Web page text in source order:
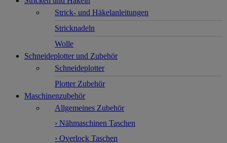
Strick- und Häkelanleitungen
Stricknadeln
Wolle
Schneideplotter und Zubehör
Schneideplotter
Plotter Zubehör
Maschinenzubehör
Allgemeines Zubehör
› Nähmaschinen Taschen
› Overlock Taschen